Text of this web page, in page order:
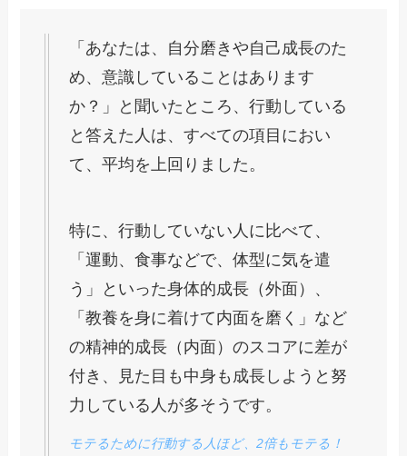
「あなたは、自分磨きや自己成長のた
め、意識していることはあります
か？」と聞いたところ、行動している
と答えた人は、すべての項目におい
て、平均を上回りました。
特に、行動していない人に比べて、
「運動、食事などで、体型に気を遣
う」といった身体的成長（外面）、
「教養を身に着けて内面を磨く」など
の精神的成長（内面）のスコアに差が
付き、見た目も中身も成長しようと努
力している人が多そうです。
モテるために行動する人ほど、2倍もモテる！​